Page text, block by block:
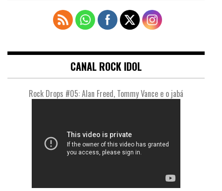
CANAL ROCK IDOL
Rock Drops #05: Alan Freed, Tommy Vance e o jabá